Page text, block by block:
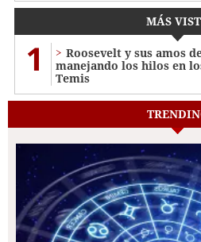
MÁS
1
Roosevelt y sus amos
manejando los hilos en
Temis